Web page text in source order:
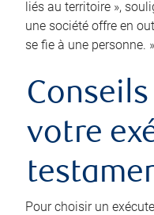
liés au territoire »,
une société offre en
se fie à une personne. »
votre
Pour choisir un